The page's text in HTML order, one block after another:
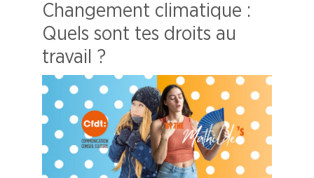
Changement climatique :
Quels sont tes droits au
travail ?